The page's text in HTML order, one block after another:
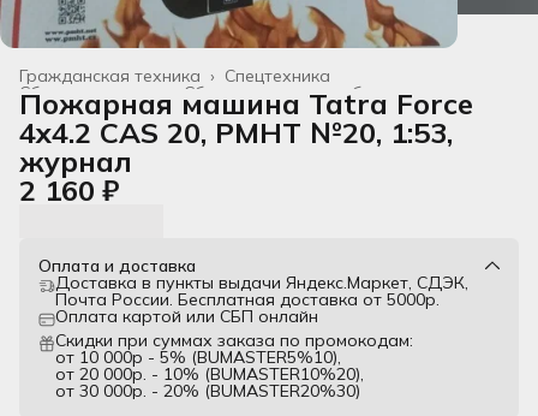
Спецтехника
Гражданская техника ›
Сборные модели из бумаги
Сборные модели
Все товары ›
Главная ›
Пожарная машина Tatra Force
4x4.2 CAS 20, PMHT №20, 1:53,
журнал
2 160 ₽
Оплата и доставка
Доставка в пункты выдачи Яндекс.Маркет, СДЭК,
Почта России. Бесплатная доставка от 5000р.
Оплата картой или СБП онлайн
Скидки при суммах заказа по промокодам:
от 10 000р - 5% (BUMASTER5%10),
от 20 000р. - 10% (BUMASTER10%20),
от 30 000р. - 20% (BUMASTER20%30)